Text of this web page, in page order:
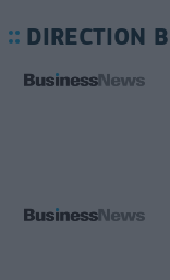
DIRECTION